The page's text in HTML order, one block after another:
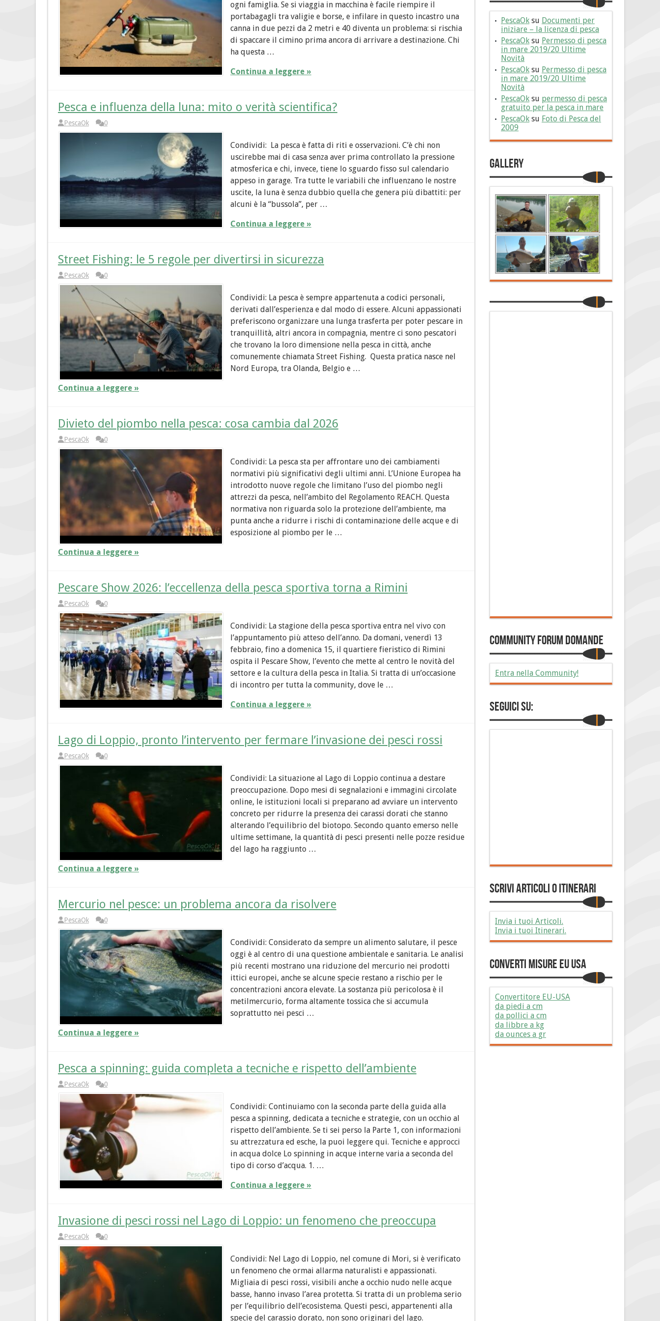
ogni famiglia. Se si viaggia in macchina è facile riempire il
portabagagli tra valigie e borse, e infilare in questo incastro una
canna in due pezzi da 2 metri e 40 diventa un problema: si rischia
di spaccare il cimino prima ancora di arrivare a destinazione. Chi
ha questa …
Continua a leggere »
Pesca e influenza della luna: mito o verità scientifica?
PescaOk 0
Condividi: La pesca è fatta di riti e osservazioni. C’è chi non
uscirebbe mai di casa senza aver prima controllato la pressione
atmosferica e chi, invece, tiene lo sguardo fisso sul calendario
appeso in garage. Tra tutte le variabili che influenzano le nostre
uscite, la luna è senza dubbio quella che genera più dibattiti: per
alcuni è la “bussola”, per …
Continua a leggere »
Street Fishing: le 5 regole per divertirsi in sicurezza
PescaOk 0
Condividi: La pesca è sempre appartenuta a codici personali,
derivati dall’esperienza e dal modo di essere. Alcuni appassionati
preferiscono organizzare una lunga trasferta per poter pescare in
tranquillità, altri ancora in compagnia, mentre ci sono pescatori
che trovano la loro dimensione nella pesca in città, anche
comunemente chiamata Street Fishing. Questa pratica nasce nel
Nord Europa, tra Olanda, Belgio e …
Continua a leggere »
Divieto del piombo nella pesca: cosa cambia dal 2026
PescaOk 0
Condividi: La pesca sta per affrontare uno dei cambiamenti
normativi più significativi degli ultimi anni. L’Unione Europea ha
introdotto nuove regole che limitano l’uso del piombo negli
attrezzi da pesca, nell’ambito del Regolamento REACH. Questa
normativa non riguarda solo la protezione dell’ambiente, ma
punta anche a ridurre i rischi di contaminazione delle acque e di
esposizione al piombo per le …
Continua a leggere »
Pescare Show 2026: l’eccellenza della pesca sportiva torna a Rimini
PescaOk 0
Condividi: La stagione della pesca sportiva entra nel vivo con
l’appuntamento più atteso dell’anno. Da domani, venerdì 13
febbraio, fino a domenica 15, il quartiere fieristico di Rimini
ospita il Pescare Show, l’evento che mette al centro le novità del
settore e la cultura della pesca in Italia. Si tratta di un’occasione
di incontro per tutta la community, dove le …
Continua a leggere »
Lago di Loppio, pronto l’intervento per fermare l’invasione dei pesci rossi
PescaOk 0
Condividi: La situazione al Lago di Loppio continua a destare
preoccupazione. Dopo mesi di segnalazioni e immagini circolate
online, le istituzioni locali si preparano ad avviare un intervento
concreto per ridurre la presenza dei carassi dorati che stanno
alterando l’equilibrio del biotopo. Secondo quanto emerso nelle
ultime settimane, la quantità di pesci presenti nelle pozze residue
del lago ha raggiunto …
Continua a leggere »
Mercurio nel pesce: un problema ancora da risolvere
PescaOk 0
Condividi: Considerato da sempre un alimento salutare, il pesce
oggi è al centro di una questione ambientale e sanitaria. Le analisi
più recenti mostrano una riduzione del mercurio nei prodotti
ittici europei, anche se alcune specie restano a rischio per le
concentrazioni ancora elevate. La sostanza più pericolosa è il
metilmercurio, forma altamente tossica che si accumula
soprattutto nei pesci …
Continua a leggere »
Pesca a spinning: guida completa a tecniche e rispetto dell’ambiente
PescaOk 0
Condividi: Continuiamo con la seconda parte della guida alla
pesca a spinning, dedicata a tecniche e strategie, con un occhio al
rispetto dell’ambiente. Se ti sei perso la Parte 1, con informazioni
su attrezzatura ed esche, la puoi leggere qui. Tecniche e approcci
in acqua dolce Lo spinning in acque interne varia a seconda del
tipo di corso d’acqua. 1. …
Continua a leggere »
Invasione di pesci rossi nel Lago di Loppio: un fenomeno che preoccupa
PescaOk 0
Condividi: Nel Lago di Loppio, nel comune di Mori, si è verificato
un fenomeno che ormai allarma naturalisti e appassionati.
Migliaia di pesci rossi, visibili anche a occhio nudo nelle acque
basse, hanno invaso l’area protetta. Si tratta di un problema serio
per l’equilibrio dell’ecosistema. Questi pesci, appartenenti alla
specie del carassio dorato, non sono originari del lago.
PescaOk su Documenti per
iniziare – la licenza di pesca
PescaOk su Permesso di pesca
in mare 2019/20 Ultime
Novità
PescaOk su Permesso di pesca
in mare 2019/20 Ultime
Novità
PescaOk su permesso di pesca
gratuito per la pesca in mare
PescaOk su Foto di Pesca del
2009
Gallery
Community Forum Domande
Entra nella Community!
Seguici su:
Scrivi Articoli o Itinerari
Invia i tuoi Articoli.
Invia i tuoi Itinerari.
Converti Misure EU USA
Convertitore EU-USA
da piedi a cm
da pollici a cm
da libbre a kg
da ounces a gr